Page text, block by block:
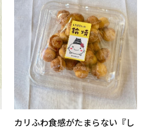
カリふわ食感がたまらない『し